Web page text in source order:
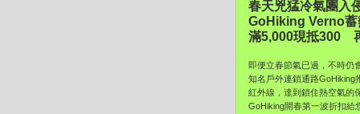
春天兇猛冷氣團入
GoHiking Verno蓄
滿5,000現抵300
即便立春節氣已過，不時仍
知名戶外連鎖通路GoHiking
紅外線，達到鎖住熱空氣的
GoHiking開春第一波折扣給